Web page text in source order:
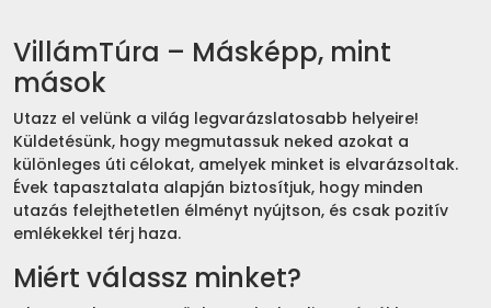
VillámTúra – Másképp, mint
mások
Utazz el velünk a világ legvarázslatosabb helyeire!
Küldetésünk, hogy megmutassuk neked azokat a
különleges úti célokat, amelyek minket is elvarázsoltak.
Évek tapasztalata alapján biztosítjuk, hogy minden
utazás felejthetetlen élményt nyújtson, és csak pozitív
emlékekkel térj haza.
Miért válassz minket?